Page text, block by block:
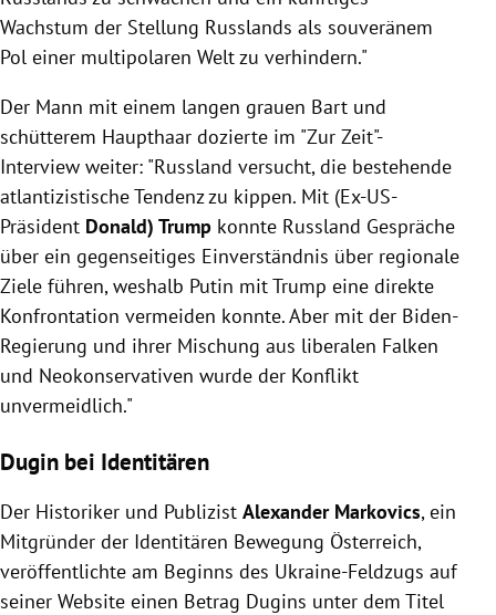
Wachstum der Stellung Russlands als souveränem
Pol einer multipolaren Welt zu verhindern."
Der Mann mit einem langen grauen Bart und
schütterem Haupthaar dozierte im "Zur Zeit"-
Interview weiter: "Russland versucht, die bestehende
atlantizistische Tendenz zu kippen. Mit (Ex-US-
Präsident Donald) Trump konnte Russland Gespräche
über ein gegenseitiges Einverständnis über regionale
Ziele führen, weshalb Putin mit Trump eine direkte
Konfrontation vermeiden konnte. Aber mit der Biden-
Regierung und ihrer Mischung aus liberalen Falken
und Neokonservativen wurde der Konflikt
unvermeidlich."
Dugin bei Identitären
Der Historiker und Publizist Alexander Markovics, ein
Mitgründer der Identitären Bewegung Österreich,
veröffentlichte am Beginns des Ukraine-Feldzugs auf
seiner Website einen Betrag Dugins unter dem Titel